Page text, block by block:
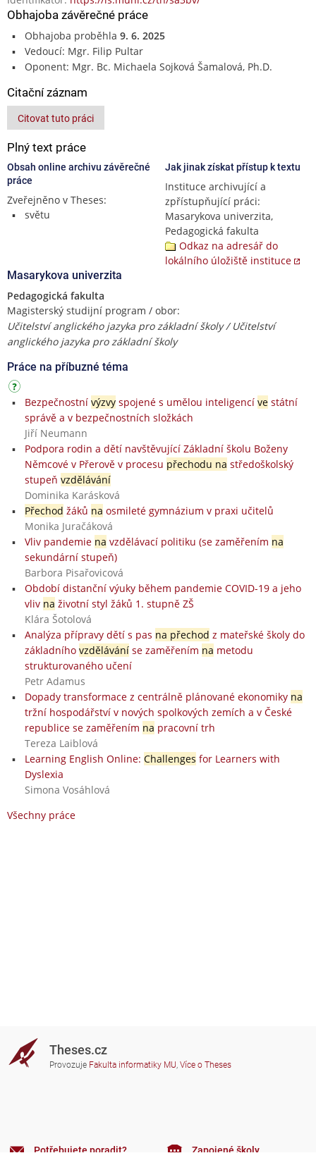
Obhajoba závěrečné práce
Obhajoba proběhla 9. 6. 2025
Vedoucí: Mgr. Filip Pultar
Oponent: Mgr. Bc. Michaela Sojková Šamalová, Ph.D.
Citační záznam
Citovat tuto práci
Plný text práce
Obsah online archivu závěrečné
práce
Zveřejněno v Theses:
světu
Jak jinak získat přístup k textu
Instituce archivující a
zpřístupňující práci:
Masarykova univerzita,
Pedagogická fakulta
Odkaz na adresář do
lokálního úložiště instituce
Masarykova univerzita
Pedagogická fakulta
Magisterský studijní program / obor:
Učitelství anglického jazyka pro základní školy / Učitelství
anglického jazyka pro základní školy
Práce na příbuzné téma
Bezpečnostní výzvyspojené s umělou inteligencí vestátní
správě a v bezpečnostních složkách
Jiří Neumann
Podpora rodin a dětí navštěvující Základní školu Boženy
Němcové v Přerově v procesu přechodu na středoškolský
stupeň vzdělávání
Dominika Karásková
Přechod žáků na osmileté gymnázium v praxi učitelů
Monika Juračáková
Vliv pandemie na vzdělávací politiku (se zaměřením na
sekundární stupeň)
Barbora Pisařovicová
Období distanční výuky během pandemie COVID-19 a jeho
vliv na životní styl žáků 1. stupně ZŠ
Klára Šotolová
Analýza přípravy dětí s pas na přechod z mateřské školy do
základního vzděláváníse zaměřením na metodu
strukturovaného učení
Petr Adamus
Dopady transformace z centrálně plánované ekonomiky na
tržní hospodářství v nových spolkových zemích a v České
republice se zaměřením na pracovní trh
Tereza Laiblová
Learning English Online: Challenges for Learners with
Dyslexia
Simona Vosáhlová
Všechny práce
Theses.cz
Provozuje Fakulta informatiky MU, Více o Theses
Potřebujete poradit? Zapojené školy